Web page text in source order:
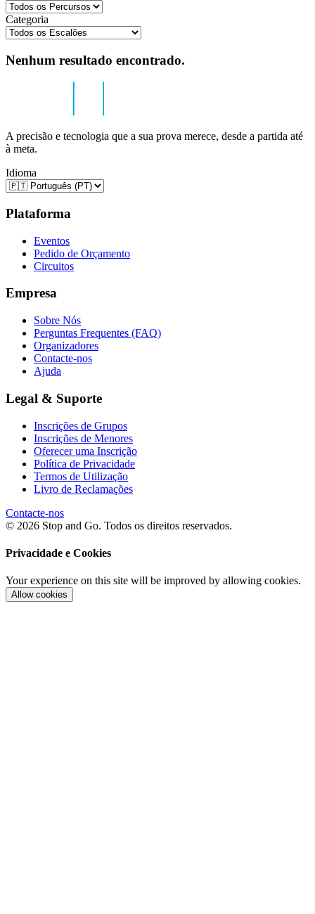
Categoria
Nenhum resultado encontrado.
A precisão e tecnologia que a sua prova merece, desde a partida até
à meta.
Idioma
Plataforma
Eventos
Pedido de Orçamento
Circuitos
Empresa
Sobre Nós
Perguntas Frequentes (FAQ)
Organizadores
Contacte-nos
Ajuda
Legal & Suporte
Inscrições de Grupos
Inscrições de Menores
Oferecer uma Inscrição
Política de Privacidade
Termos de Utilização
Livro de Reclamações
Contacte-nos
© 2026 Stop and Go. Todos os direitos reservados.
Privacidade e Cookies
Your experience on this site will be improved by allowing cookies.
Allow cookies